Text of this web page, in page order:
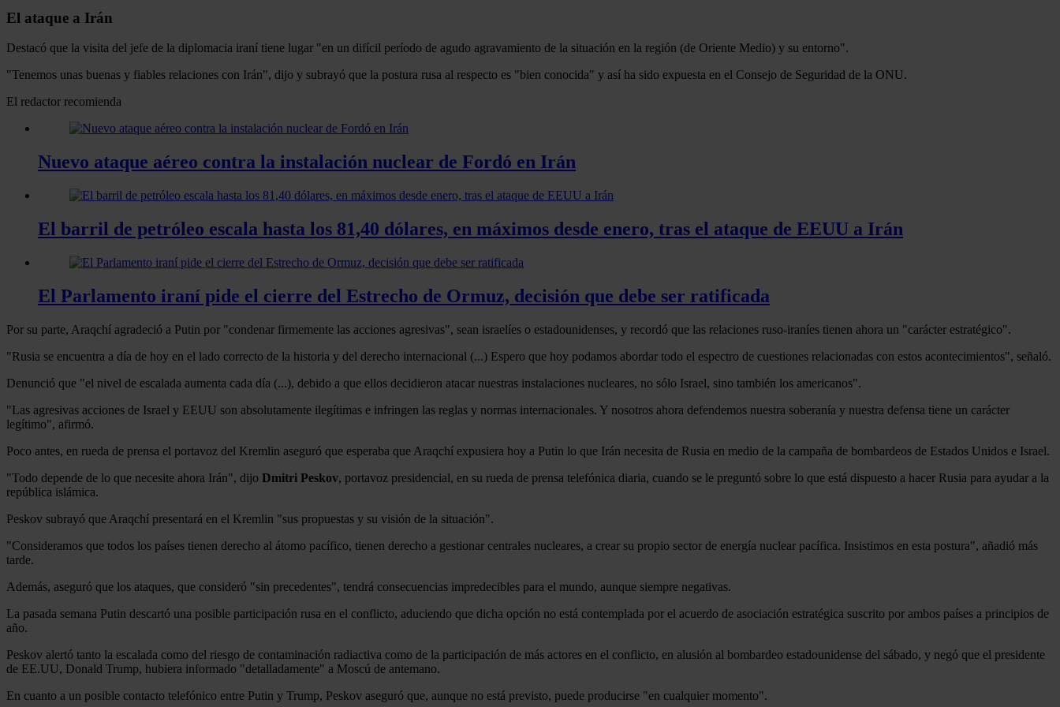
El ataque a Irán
Destacó que la visita del jefe de la diplomacia iraní tiene lugar "en un difícil período de agudo agravamiento de la situación en la región (de Oriente Medio) y su entorno".
"Tenemos unas buenas y fiables relaciones con Irán", dijo y subrayó que la postura rusa al respecto es "bien conocida" y así ha sido expuesta en el Consejo de Seguridad de la ONU.
El redactor recomienda
Nuevo ataque aéreo contra la instalación nuclear de Fordó en Irán
El barril de petróleo escala hasta los 81,40 dólares, en máximos desde enero, tras el ataque de EEUU a Irán
El Parlamento iraní pide el cierre del Estrecho de Ormuz, decisión que debe ser ratificada
Por su parte, Araqchí agradeció a Putin por "condenar firmemente las acciones agresivas", sean israelíes o estadounidenses, y recordó que las relaciones ruso-iraníes tienen ahora un "carácter estratégico".
"Rusia se encuentra a día de hoy en el lado correcto de la historia y del derecho internacional (...) Espero que hoy podamos abordar todo el espectro de cuestiones relacionadas con estos acontecimientos", señaló.
Denunció que "el nivel de escalada aumenta cada día (...), debido a que ellos decidieron atacar nuestras instalaciones nucleares, no sólo Israel, sino también los americanos".
"Las agresivas acciones de Israel y EEUU son absolutamente ilegítimas e infringen las reglas y normas internacionales. Y nosotros ahora defendemos nuestra soberanía y nuestra defensa tiene un carácter
legítimo", afirmó.
Poco antes, en rueda de prensa el portavoz del Kremlin aseguró que esperaba que Araqchí expusiera hoy a Putin lo que Irán necesita de Rusia en medio de la campaña de bombardeos de Estados Unidos e Israel.
"Todo depende de lo que necesite ahora Irán", dijo Dmitri Peskov, portavoz presidencial, en su rueda de prensa telefónica diaria, cuando se le preguntó sobre lo que está dispuesto a hacer Rusia para ayudar a la
república islámica.
Peskov subrayó que Araqchí presentará en el Kremlin "sus propuestas y su visión de la situación".
"Consideramos que todos los países tienen derecho al átomo pacífico, tienen derecho a gestionar centrales nucleares, a crear su propio sector de energía nuclear pacífica. Insistimos en esta postura", añadió más
tarde.
Además, aseguró que los ataques, que consideró "sin precedentes", tendrá consecuencias impredecibles para el mundo, aunque siempre negativas.
La pasada semana Putin descartó una posible participación rusa en el conflicto, aduciendo que dicha opción no está contemplada por el acuerdo de asociación estratégica suscrito por ambos países a principios de
año.
Peskov alertó tanto la escalada como del riesgo de contaminación radiactiva como de la participación de más actores en el conflicto, en alusión al bombardeo estadounidense del sábado, y negó que el presidente
de EE.UU, Donald Trump, hubiera informado "detalladamente" a Moscú de antemano.
En cuanto a un posible contacto telefónico entre Putin y Trump, Peskov aseguró que, aunque no está previsto, puede producirse "en cualquier momento".